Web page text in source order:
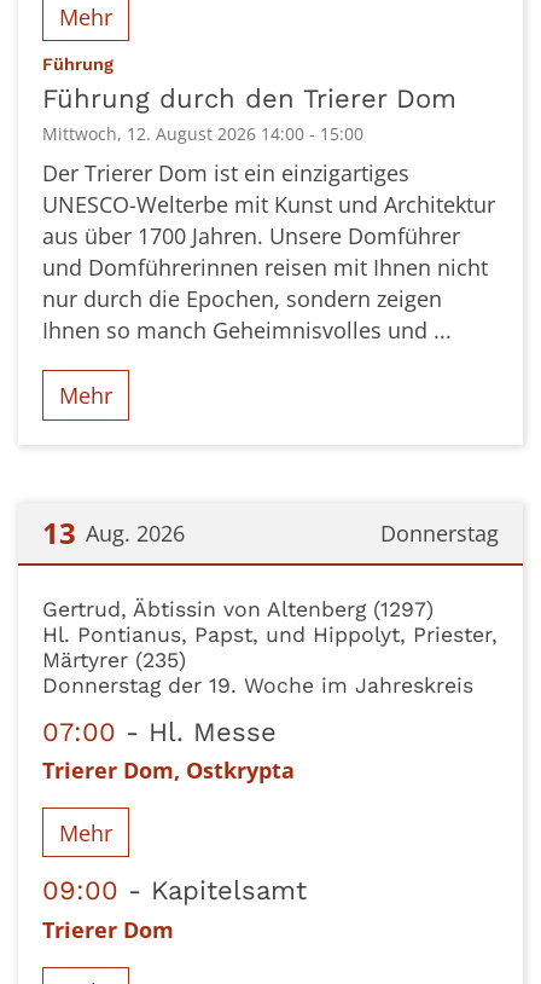
Mehr
Führung:
Führung durch den Trierer Dom
Mittwoch, 12. August 2026 14:00 - 15:00
Der Trierer Dom ist ein einzigartiges
UNESCO-Welterbe mit Kunst und Architektur
aus über 1700 Jahren. Unsere Domführer
und Domführerinnen reisen mit Ihnen nicht
nur durch die Epochen, sondern zeigen
Ihnen so manch Geheimnisvolles und ...
Mehr
Donnerstag
13 Aug. 2026
Gertrud, Äbtissin von Altenberg (1297)
Hl. Pontianus, Papst, und Hippolyt, Priester,
Märtyrer (235)
Donnerstag der 19. Woche im Jahreskreis
07:00 Hl. Messe
Trierer Dom, Ostkrypta
Mehr
09:00 Kapitelsamt
Trierer Dom